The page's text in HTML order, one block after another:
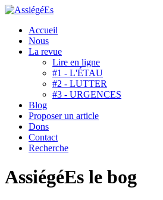
Accueil
Nous
La revue
Lire en ligne
#1 - L'ÉTAU
#2 - LUTTER
#3 - URGENCES
Blog
Proposer un article
Dons
Contact
Recherche
AssiégéEs le bog